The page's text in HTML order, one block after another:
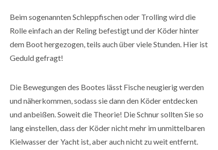
Beim sogenannten Schleppfischen oder Trolling wird die
Rolle einfach an der Reling befestigt und der Köder hinter
dem Boot hergezogen, teils auch über viele Stunden. Hier ist
Geduld gefragt!
Die Bewegungen des Bootes lässt Fische neugierig werden
und näherkommen, sodass sie dann den Köder entdecken
und anbeißen. Soweit die Theorie! Die Schnur sollten Sie so
lang einstellen, dass der Köder nicht mehr im unmittelbaren
Kielwasser der Yacht ist, aber auch nicht zu weit entfernt.